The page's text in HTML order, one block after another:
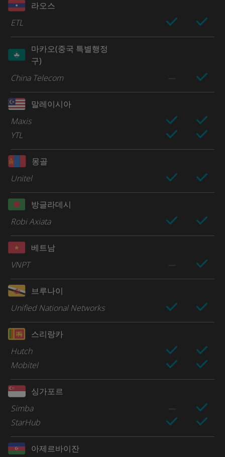
라오스
ETL
마카오(중국 특별행정
구)
China Telecom
말레이시아
Maxis
YTL
몽골
Unitel
방글라데시
Robi Axiata
베트남
VNPT
브루나이
Unified National Networks
스리랑카
Hutch
Mobitel
싱가포르
Simba
StarHub
아제르바이잔